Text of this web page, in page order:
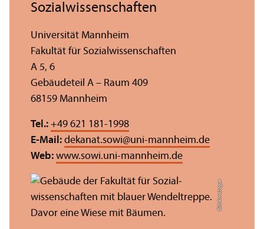
Bild: Anna Logue
Sozial­wissenschaften
Universität Mannheim
Fakultät für Sozial­wissenschaften
A 5, 6
Gebäudeteil A – Raum 409
68159 Mannheim
Tel.: +49 621 181-1998
E-Mail: dekanat.sowi@uni-mannheim.de
Web: www.sowi.uni-mannheim.de